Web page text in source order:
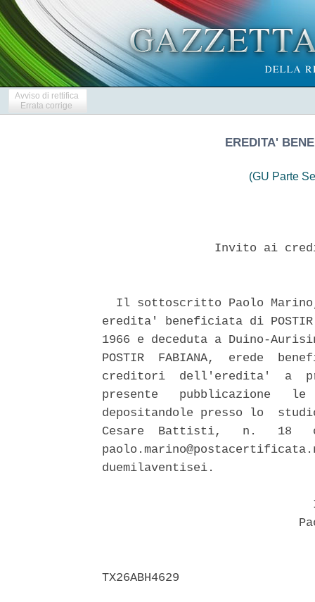
Avviso di rettifica
Errata corrige
EREDITA'
(GU Parte
Invito ai
Il sottoscritto Paolo
eredita' beneficiata di
1966 e deceduta a Duino-
POSTIR  FABIANA,  erede
creditori  dell'eredita'  a
presente   pubblicazione
depositandole presso lo
Cesare  Battisti,   n.   18
duemilaventisei.